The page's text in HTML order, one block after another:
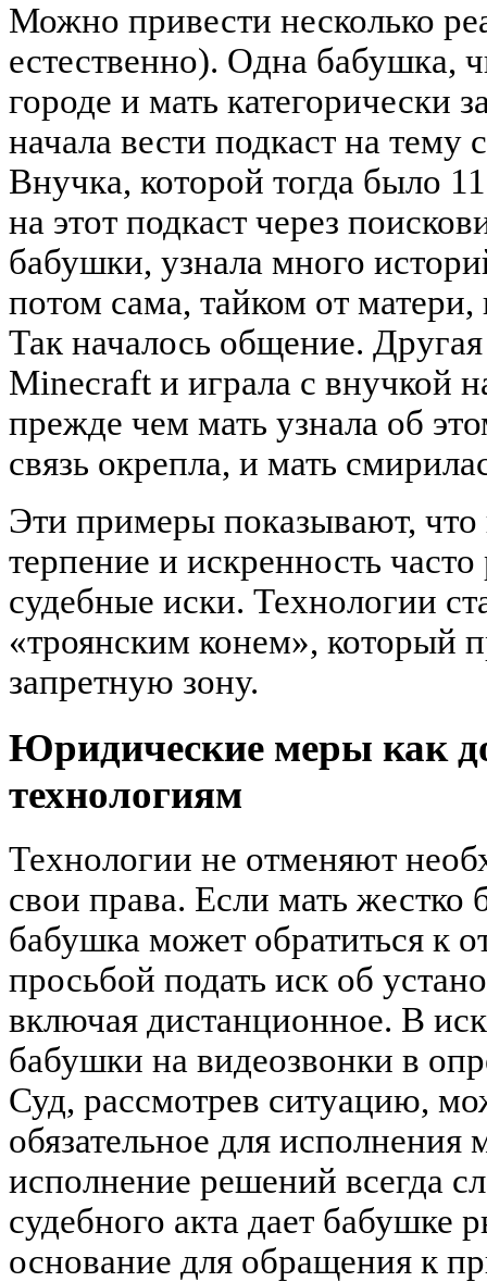
Можно привести несколько
естественно). Одна бабушка,
городе и мать категорически
начала вести подкаст на тему
Внучка, которой тогда было
на этот подкаст через
бабушки, узнала много
потом сама, тайком от
Так началось общение.
Minecraft и играла с внучкой
прежде чем мать узнала об
связь окрепла, и мать
Эти примеры показывают, что
терпение и искренность
судебные иски. Технологии
«троянским конем», который
запретную зону.
Юридические меры как
технологиям
Технологии не отменяют
свои права. Если мать
бабушка может обратиться к
просьбой подать иск об
включая дистанционное. В
бабушки на видеозвонки в
Суд, рассмотрев ситуацию,
обязательное для
исполнение решений всегда
судебного акта дает бабушке
основание для обращения к